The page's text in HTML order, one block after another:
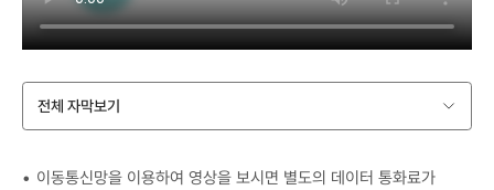
전체 자막보기
이동통신망을 이용하여 영상을 보시면 별도의 데이터 통화료가